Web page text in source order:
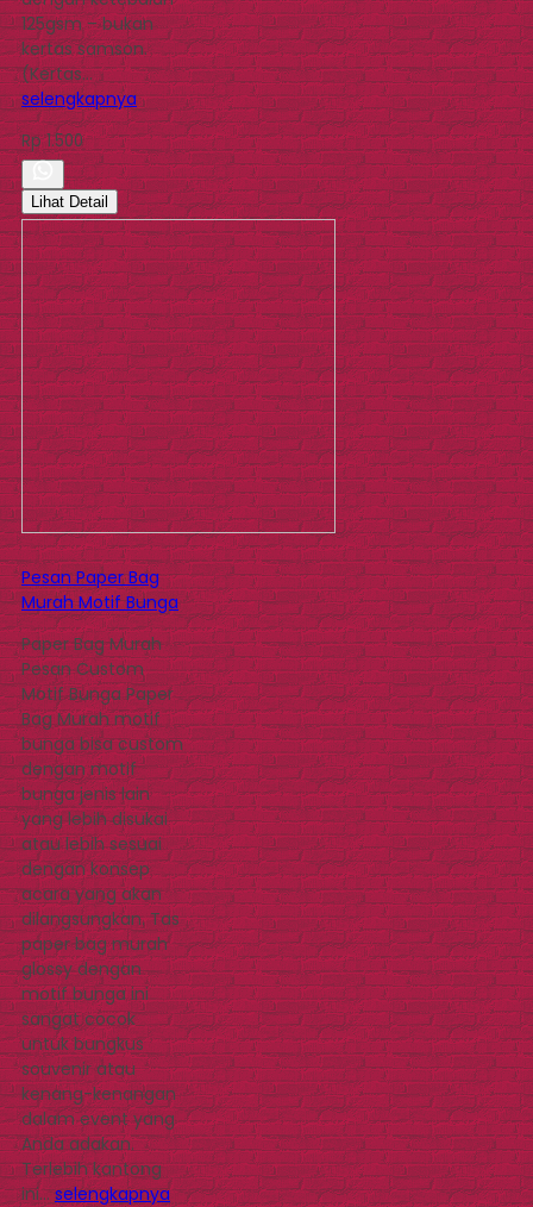
125gsm – bukan
kertas samson.
(Kertas…
selengkapnya
Rp 1.500
Lihat Detail
Pesan Paper Bag
Murah Motif Bunga
Paper Bag Murah
Pesan Custom
Motif Bunga Paper
Bag Murah motif
bunga bisa custom
dengan motif
bunga jenis lain
yang lebih disukai
atau lebih sesuai
dengan konsep
acara yang akan
dilangsungkan. Tas
paper bag murah
glossy dengan
motif bunga ini
sangat cocok
untuk bungkus
souvenir atau
kenang-kenangan
dalam event yang
Anda adakan.
Terlebih kantong
ini…selengkapnya